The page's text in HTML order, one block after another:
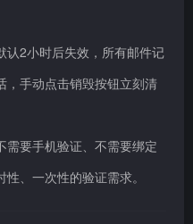
认2小时后失效，所有邮件记
，手动点击销毁按钮立刻清
需要手机验证、不需要绑定
、一次性的验证需求。